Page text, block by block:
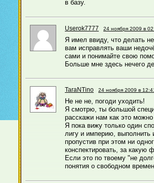
в базу.
Userok7777 24 ноября 2009 в
Я имел ввиду, что делать
вам исправлять ваши
сами и понимайте свою
Больше мне здесь нечего
TaraNTino 24 ноября 2009 в
Не не не, погоди уходить!
Я смотрю, ты большой
расскажи нам как это
Я пока вижу только один
лигу и империю, выполнить
пропустив при этом ни
конспектировать, за какую
Если это по твоему "не
понятия о свободном